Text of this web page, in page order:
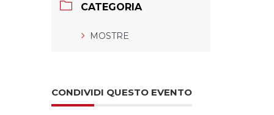
CATEGORIA
MOSTRE
CONDIVIDI QUESTO EVENTO